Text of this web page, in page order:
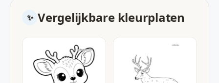
Vergelijkbare kleurplaten